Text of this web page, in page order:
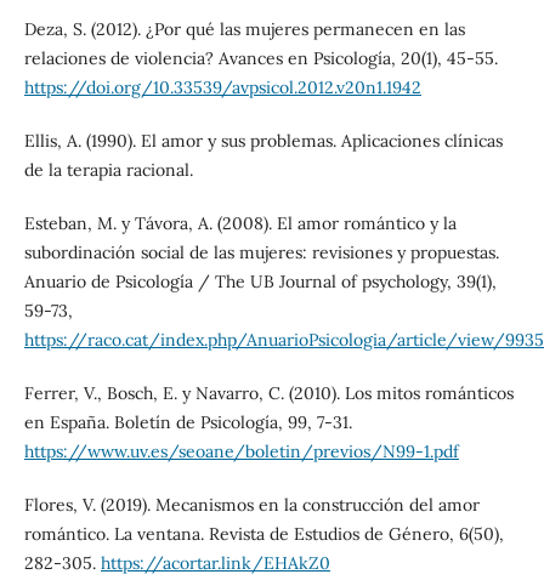
Deza, S. (2012). ¿Por qué las mujeres permanecen en las
relaciones de violencia? Avances en Psicología, 20(1), 45-55.
https://doi.org/10.33539/avpsicol.2012.v20n1.1942
Ellis, A. (1990). El amor y sus problemas. Aplicaciones clínicas
de la terapia racional.
Esteban, M. y Távora, A. (2008). El amor romántico y la
subordinación social de las mujeres: revisiones y propuestas.
Anuario de Psicología / The UB Journal of psychology, 39(1),
59-73,
https://raco.cat/index.php/AnuarioPsicologia/article/view/
Ferrer, V., Bosch, E. y Navarro, C. (2010). Los mitos románticos
en España. Boletín de Psicología, 99, 7-31.
https://www.uv.es/seoane/boletin/previos/N99-1.pdf
Flores, V. (2019). Mecanismos en la construcción del amor
romántico. La ventana. Revista de Estudios de Género, 6(50),
282-305. https://acortar.link/EHAkZ0